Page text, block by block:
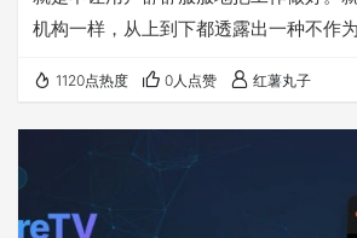
机构一样，从上到下都透露出一种不作
升级后，搜索功能极其垃圾，但不得不
告中的PDF文件进行了权限限制，只能
制和打印。 下面介绍的方法，通过对一
在网页端对中标公告中的PDF文件直接
单，适合网络小白使用。 【由于…
1120点热度 0人点赞 红薯丸子